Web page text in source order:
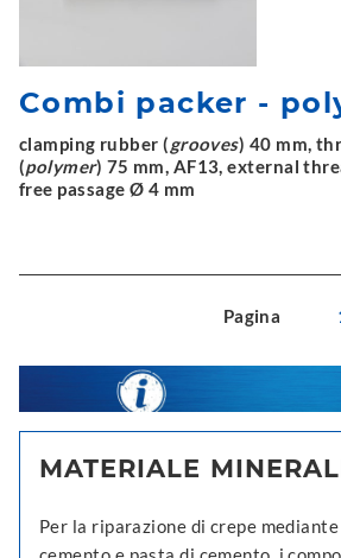
Combi packer -
clamping rubber (grooves) 40 mm,
(polymer) 75 mm, AF13, external
free passage Ø 4 mm
Pagina
MATERIALE
Per la riparazione di crepe